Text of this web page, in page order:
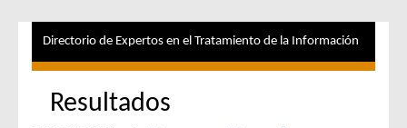
Directorio de Expertos en el Tratamiento de la Información
Resultados